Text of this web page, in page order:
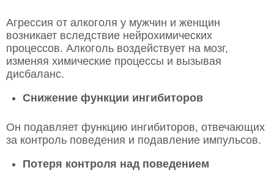
Агрессия от алкоголя у мужчин и женщин
возникает вследствие нейрохимических
процессов. Алкоголь воздействует на мозг,
изменяя химические процессы и вызывая
дисбаланс.
Снижение функции ингибиторов
Он подавляет функцию ингибиторов, отвечающих
за контроль поведения и подавление импульсов.
Потеря контроля над поведением